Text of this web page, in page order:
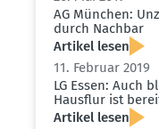
AG München:
durch Nachbar
Artikel lesen
11. Februar 2019
LG Essen: Auch
Hausflur ist
Artikel lesen